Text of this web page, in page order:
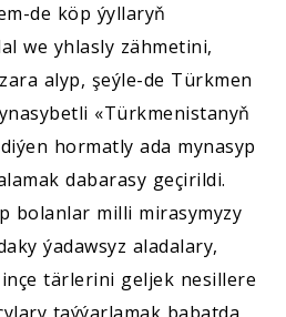
de köp ýyllaryň
we yhlasly zähmetini,
alyp, şeýle-de Türkmen
«Türkmenistanyň
hormatly ada mynasyp
dabarasy geçirildi.
bolanlar milli mirasymyzy
ýadawsyz aladalary,
tärlerini geljek nesillere